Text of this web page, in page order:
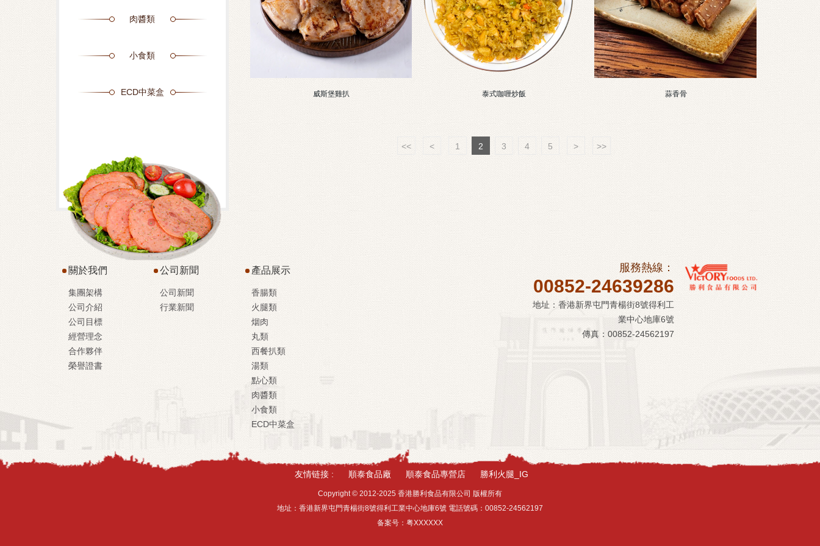
肉醬類
小食類
ECD中菜盒 威斯堡雞扒 泰式咖喱炒飯 蒜香骨
<< < 1 2 3 4 5 > >>
關於我們
集團架構
公司介紹
公司目標
經營理念
合作夥伴
榮譽證書
公司新聞
公司新聞
行業新聞
產品展示
香腸類
火腿類
烟肉
丸類
西餐扒類
湯類
點心類
肉醬類
小食類
ECD中菜盒
服務熱線：
00852-24639286
地址：香港新界屯門青楊街8號得利工
業中心地庫6號
傳真：00852-24562197
友情链接 : 順泰食品廠 順泰食品專營店 勝利火腿_IG
Copyright © 2012-2025 香港勝利食品有限公司 版權所有
地址：香港新界屯門青楊街8號得利工業中心地庫6號 電話號碼：00852-24562197
备案号： 粤XXXXXX